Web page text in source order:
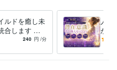
ています。
ください。
ルドを癒し未
合します 両
ブな感情が
240 円 /分
人
が叶
実を
てい